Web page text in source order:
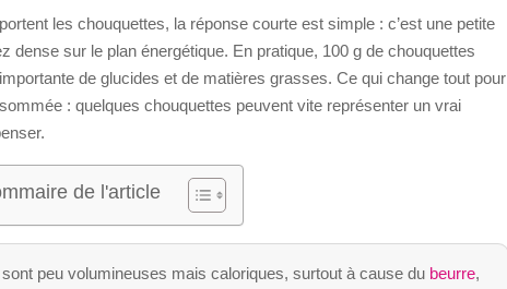
les chouquettes, la réponse courte est simple : c’est une petite
dense sur le plan énergétique. En pratique, 100 g de chouquettes
de glucides et de matières grasses. Ce qui change tout pour
: quelques chouquettes peuvent vite représenter un vrai
de l'article
peu volumineuses mais caloriques, surtout à cause du beurre,